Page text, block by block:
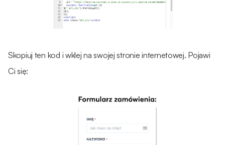
Skopiuj ten kod i wklej na swojej stronie internetowej. Pojawi
Ci się: